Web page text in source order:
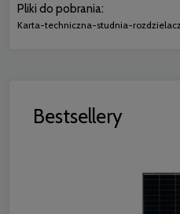
Pliki do pobrania:
Karta-techniczna-studnia-
Bestsellery